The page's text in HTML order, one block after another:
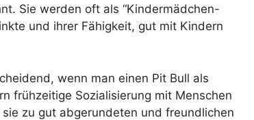
Sie werden oft als “Kindermädchen-
und ihrer Fähigkeit, gut mit Kindern
wenn man einen Pit Bull als
frühzeitige Sozialisierung mit Menschen
zu gut abgerundeten und freundlichen